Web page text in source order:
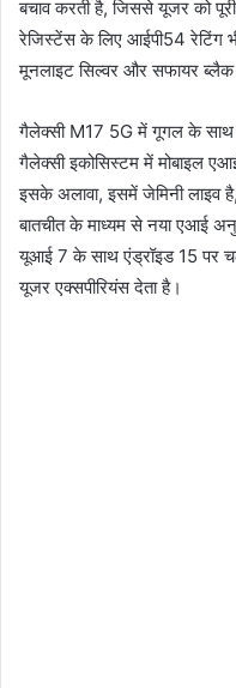
बचाव करती है, जिससे यूजर को
रेजिस्‍टेंस के लिए आईपी54 रेटिंग
मूनलाइट सिल्वर और सफायर ब्लैक
गैलेक्सी M17 5G में गूगल के साथ
गैलेक्सी इकोसिस्टम में मोबाइल
इसके अलावा, इसमें जेमिनी लाइव
बातचीत के माध्यम से नया एआई
यूआई 7 के साथ एंड्रॉइड 15 पर
यूजर एक्सपीरियंस देता है।